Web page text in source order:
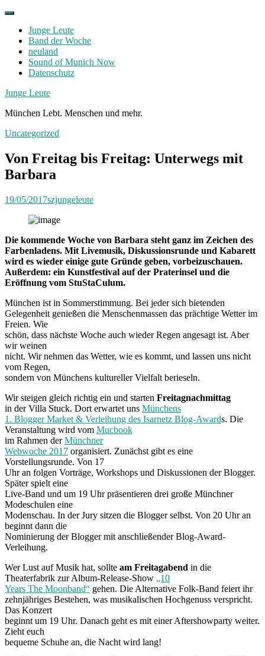
Skip
contentJunge Leute
Band der Woche
neuland
Sound of Munich Now
Datenschutz
Facebook
Twitter
Instagram
Junge Leute
München Lebt. Menschen und mehr.
Uncategorized
Von Freitag bis Freitag: Unterwegs mit
Barbara
19/05/2017szjungeleute
Die kommende Woche von Barbara steht ganz im Zeichen des
Farbenladens. Mit Livemusik, Diskussionsrunde und Kabarett
wird es wieder einige gute Gründe geben, vorbeizuschauen.
Außerdem: ein Kunstfestival auf der Praterinsel und die
Eröffnung vom StuStaCulum.
München ist in Sommerstimmung. Bei jeder sich bietenden
Gelegenheit genießen die Menschenmassen das prächtige Wetter im
Freien. Wie
schön, dass nächste Woche auch wieder Regen angesagt ist. Aber
wir weinen
nicht. Wir nehmen das Wetter, wie es kommt, und lassen uns nicht
vom Regen,
sondern von Münchens kultureller Vielfalt berieseln.
Wir steigen gleich richtig ein und starten Freitagnachmittag
in der Villa Stuck. Dort erwartet uns Münchens
1. Blogger Market & Verleihung des Isarnetz Blog-Awards. Die
Veranstaltung wird vom Mucbook
im Rahmen derMünchner
Webwoche 2017 organisiert. Zunächst gibt es eine
Vorstellungsrunde. Von 17
Uhr an folgen Vorträge, Workshops und Diskussionen der Blogger.
Später spielt eine
Live-Band und um 19 Uhr präsentieren drei große Münchner
Modeschulen eine
Modenschau. In der Jury sitzen die Blogger selbst. Von 20 Uhr an
beginnt dann die
Nominierung der Blogger mit anschließender Blog-Award-
Verleihung.
Wer Lust auf Musik hat, sollte am Freitagabend in die
Theaterfabrik zur Album-Release-Show „10
Years The Moonband“ gehen. Die Alternative Folk-Band feiert ihr
zehnjähriges Bestehen, was musikalischen Hochgenuss verspricht.
Das Konzert
beginnt um 19 Uhr. Danach geht es mit einer Aftershowparty weiter.
Zieht euch
bequeme Schuhe an, die Nacht wird lang!